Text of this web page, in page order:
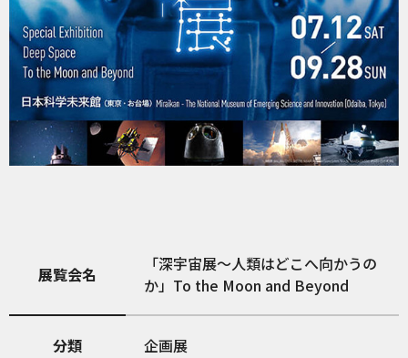
展覧会名
「深宇宙展～人類はどこへ向かうの
か」To the Moon and Beyond
分類 企画展